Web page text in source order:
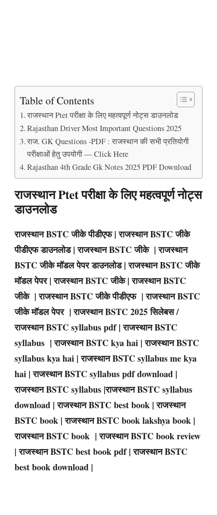
Table of Contents
राजस्थान Ptet परीक्षा के लिए महत्वपूर्ण नोट्स डाउनलोड
Rajasthan Driver Most Important Questions 2025
राज. GK Questions -PDF : राजस्थान की सभी प्रतियोगी
परीक्षाओं हेतु उपयोगी — Click Here
Rajasthan 4th Grade Gk Notes 2025 PDF Download
राजस्थान Ptet परीक्षा के लिए महत्वपूर्ण नोट्स
डाउनलोड
राजस्थान BSTC जीके पीडीएफ | राजस्थान BSTC जीके
पीडीएफ डाउनलोड | राजस्थान BSTC जीके | राजस्थान
BSTC जीके मॉडल पेपर डाउनलोड | राजस्थान BSTC जीके
मॉडल पेपर | राजस्थान BSTC जीके | राजस्थान BSTC
जीके | राजस्थान BSTC जीके पीडीएफ | राजस्थान BSTC
जीके मॉडल पेपर | राजस्थान BSTC 2025 सिलेबस /
राजस्थान BSTC syllabus pdf | राजस्थान BSTC
syllabus | राजस्थान BSTC kya hai | राजस्थान BSTC
syllabus kya hai | राजस्थान BSTC syllabus me kya
hai | राजस्थान BSTC syllabus pdf download |
राजस्थान BSTC syllabus |राजस्थान BSTC syllabus
download | राजस्थान BSTC best book | राजस्थान
BSTC book | राजस्थान BSTC book lakshya book |
राजस्थान BSTC book | राजस्थान BSTC book review
| राजस्थान BSTC best book pdf | राजस्थान BSTC
best book download |